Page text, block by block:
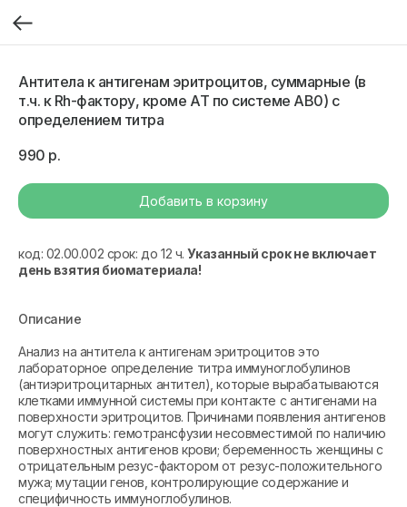
Антитела к антигенам эритроцитов, суммарные (в
т.ч. к Rh-фактору, кроме АТ по системе AB0) с
определением титра
990 р.
Добавить в корзину
код: 02.00.002 срок: до 12 ч.Указанный срок не включает
день взятия биоматериала!
Описание
Анализ на антитела к антигенам эритроцитов это
лабораторное определение титра иммуноглобулинов
(антиэритроцитарных антител), которые вырабатываются
клетками иммунной системы при контакте с антигенами на
поверхности эритроцитов. Причинами появления антигенов
могут служить: гемотрансфузии несовместимой по наличию
поверхностных антигенов крови; беременность женщины с
отрицательным резус-фактором от резус-положительного
мужа; мутации генов, контролирующие содержание и
специфичность иммуноглобулинов.